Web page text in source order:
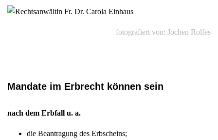
fotografiert von: Jochen Rolfes
Mandate im Erbrecht können sein
nach dem Erbfall u. a.
die Beantragung des Erbscheins;